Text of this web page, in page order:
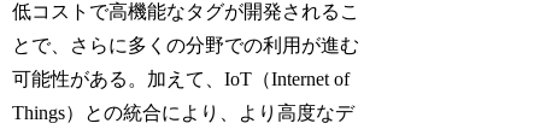
低コストで高機能なタグが開発されるこ
とで、さらに多くの分野での利用が進む
可能性がある。加えて、IoT（Internet of
Things）との統合により、より高度なデ